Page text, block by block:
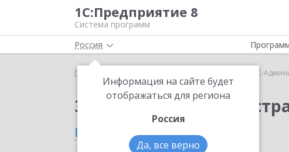
1С:Предприятие 8
Система программ
Россия
Информация на сайте будет
отображаться для региона
Россия
Да, все верно
Главная 1С-
Заказать 1С-
в Вятских Полянах